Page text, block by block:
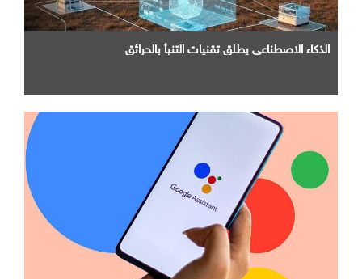
الذكاء الاصطناعي يطلق تقنيات التنبأ بالحرائق